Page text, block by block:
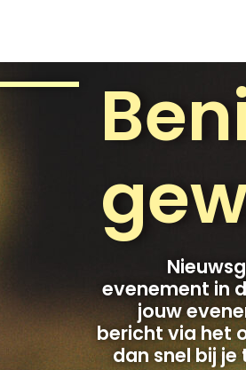
evenement in
jouw
bericht via het
dan snel bij